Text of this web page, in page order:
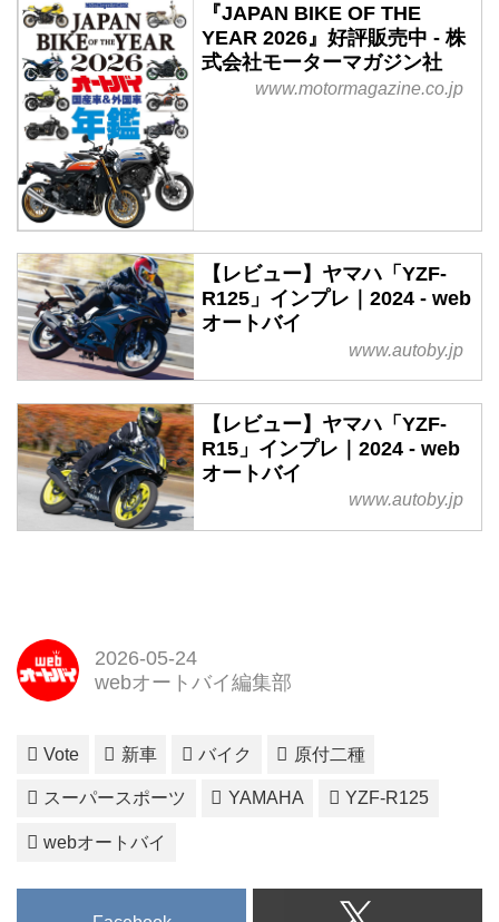
『JAPAN BIKE OF THE
YEAR 2026』好評販売中 - 株
式会社モーターマガジン社
www.motormagazine.co.jp
【レビュー】ヤマハ「YZF-
R125」インプレ｜2024 - web
オートバイ
www.autoby.jp
【レビュー】ヤマハ「YZF-
R15」インプレ｜2024 - web
オートバイ
www.autoby.jp
2026-05-24
webオートバイ編集部
Vote 新車 バイク 原付二種
スーパースポーツ YAMAHA YZF-R125
webオートバイ